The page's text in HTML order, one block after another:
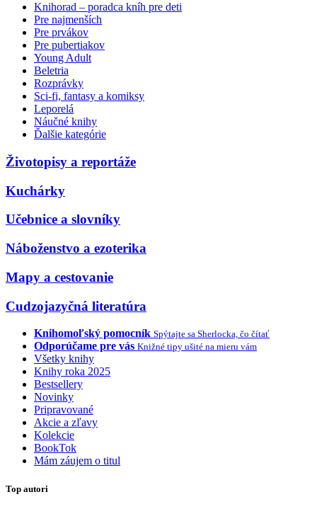
Knihorad – poradca kníh pre deti
Pre najmenších
Pre prvákov
Pre pubertiakov
Young Adult
Beletria
Rozprávky
Sci-fi, fantasy a komiksy
Leporelá
Náučné knihy
Ďalšie kategórie
Životopisy a reportáže
Kuchárky
Učebnice a slovníky
Náboženstvo a ezoterika
Mapy a cestovanie
Cudzojazyčná literatúra
Knihomoľský pomocník Spýtajte sa Sherlocka, čo čítať
Odporúčame pre vás Knižné tipy ušité na mieru vám
Všetky knihy
Knihy roka 2025
Bestsellery
Novinky
Pripravované
Akcie a zľavy
Kolekcie
BookTok
Mám záujem o titul
Top autori